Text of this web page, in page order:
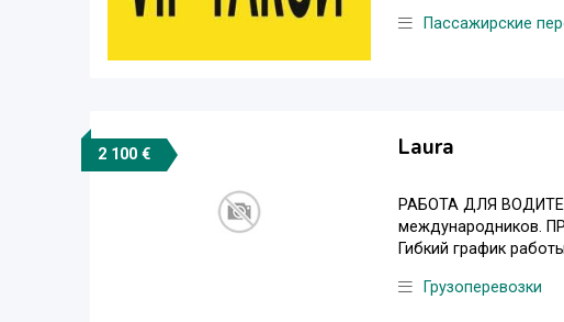
Пассажирские
2 100 € Laura
РАБОТА ДЛЯ
международников.
Гибкий график
Грузоперевозки